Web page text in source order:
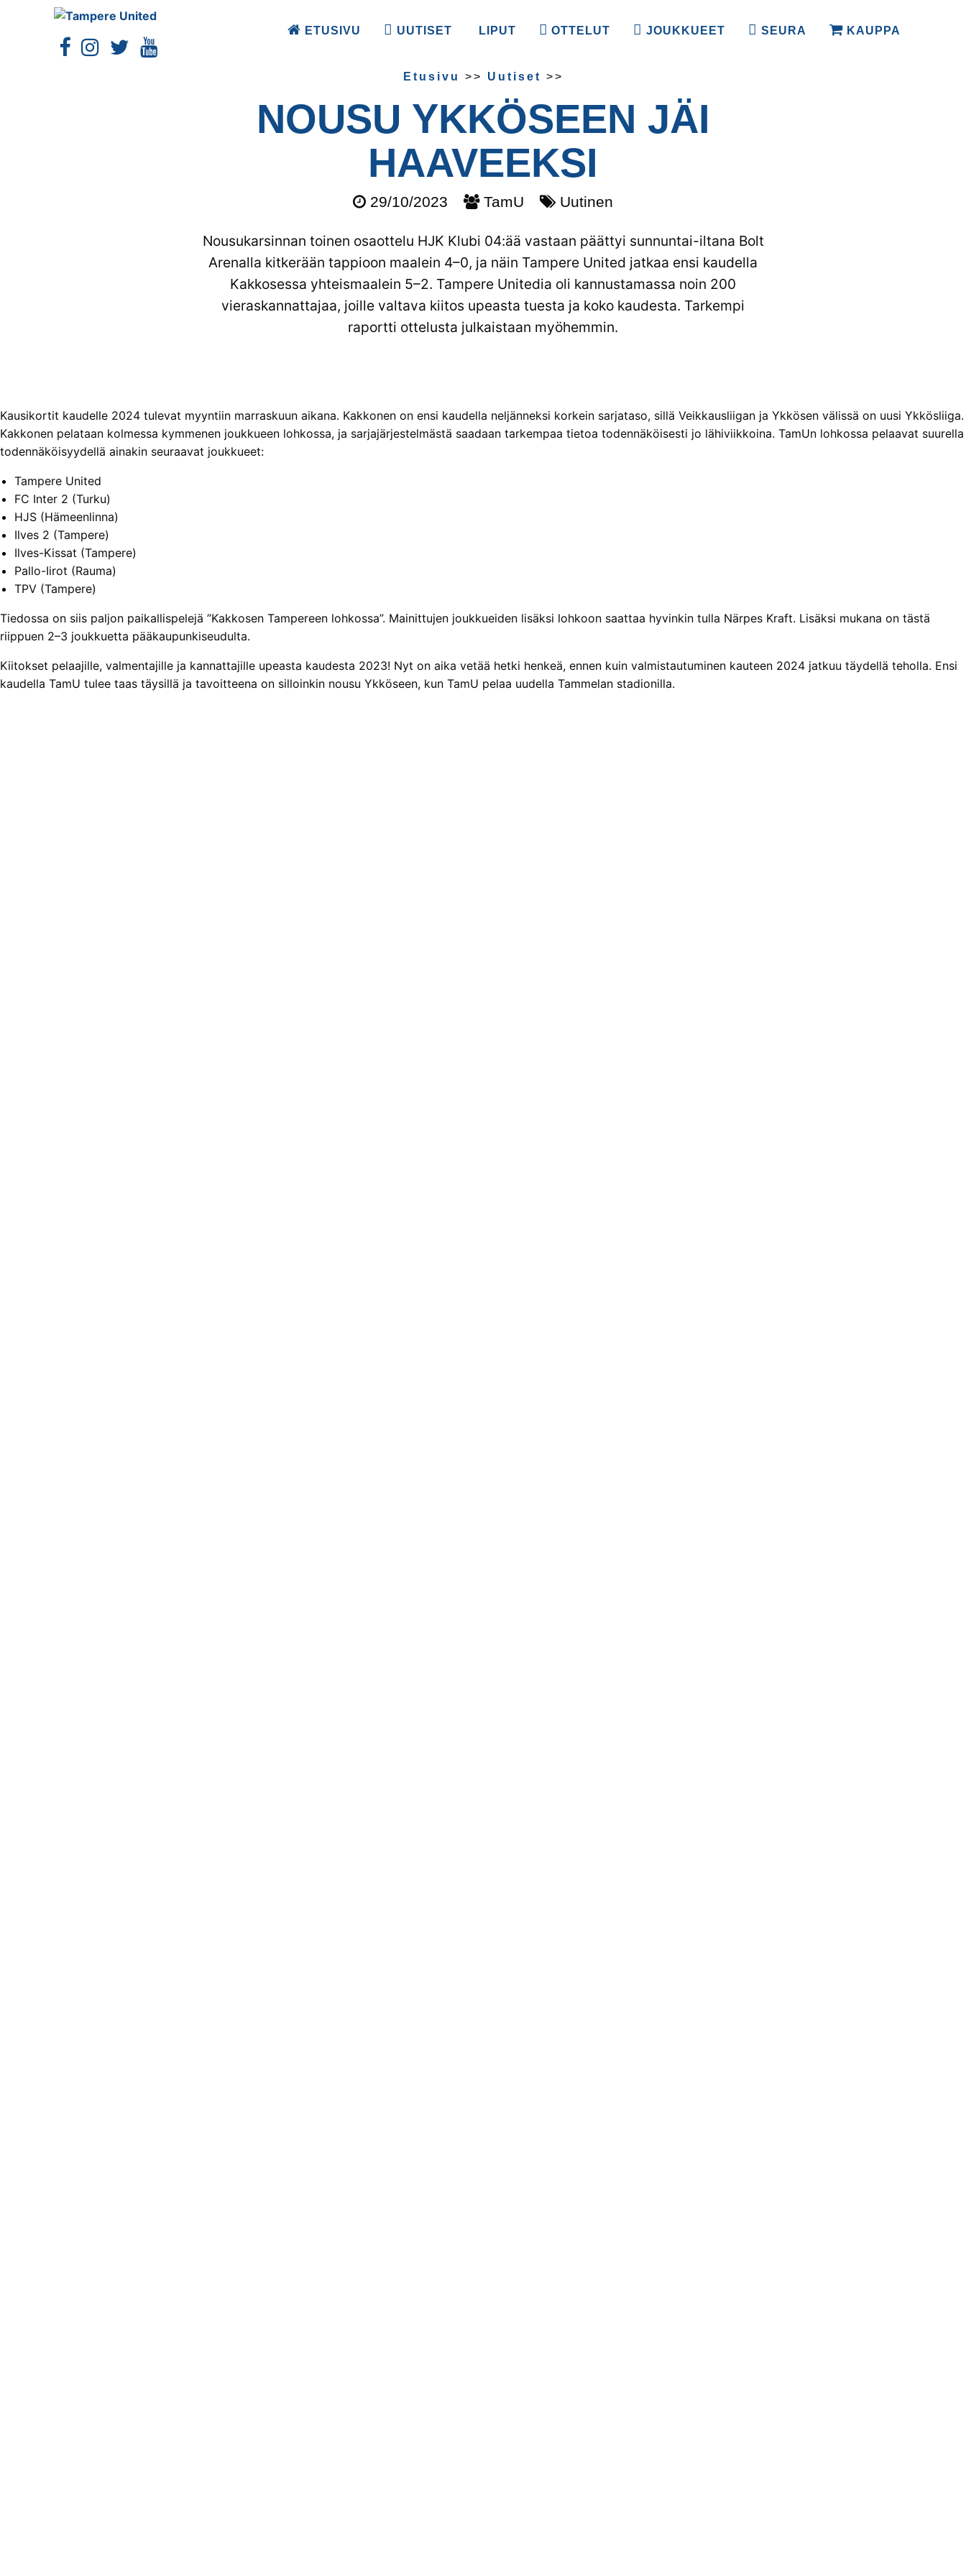
ETUSIVU UUTISET LIPUT OTTELUT JOUKKUEET SEURA KAUPPA
Etusivu >> Uutiset >>
NOUSU YKKÖSEEN JÄI
HAAVEEKSI
29/10/2023 TamU Uutinen
Nousukarsinnan toinen osaottelu HJK Klubi 04:ää vastaan päättyi sunnuntai-iltana Bolt
Arenalla kitkerään tappioon maalein 4–0, ja näin Tampere United jatkaa ensi kaudella
Kakkosessa yhteismaalein 5–2. Tampere Unitedia oli kannustamassa noin 200
vieraskannattajaa, joille valtava kiitos upeasta tuesta ja koko kaudesta. Tarkempi
raportti ottelusta julkaistaan myöhemmin.
Kausikortit kaudelle 2024 tulevat myyntiin marraskuun aikana. Kakkonen on ensi kaudella neljänneksi korkein sarjataso, sillä Veikkausliigan ja Ykkösen välissä on uusi Ykkösliiga.
Kakkonen pelataan kolmessa kymmenen joukkueen lohkossa, ja sarjajärjestelmästä saadaan tarkempaa tietoa todennäköisesti jo lähiviikkoina. TamUn lohkossa pelaavat suurella
todennäköisyydellä ainakin seuraavat joukkueet:
Tampere United
FC Inter 2 (Turku)
HJS (Hämeenlinna)
Ilves 2 (Tampere)
Ilves-Kissat (Tampere)
Pallo-Iirot (Rauma)
TPV (Tampere)
Tiedossa on siis paljon paikallispelejä ”Kakkosen Tampereen lohkossa”. Mainittujen joukkueiden lisäksi lohkoon saattaa hyvinkin tulla Närpes Kraft. Lisäksi mukana on tästä
riippuen 2–3 joukkuetta pääkaupunkiseudulta.
Kiitokset pelaajille, valmentajille ja kannattajille upeasta kaudesta 2023! Nyt on aika vetää hetki henkeä, ennen kuin valmistautuminen kauteen 2024 jatkuu täydellä teholla. Ensi
kaudella TamU tulee taas täysillä ja tavoitteena on silloinkin nousu Ykköseen, kun TamU pelaa uudella Tammelan stadionilla.